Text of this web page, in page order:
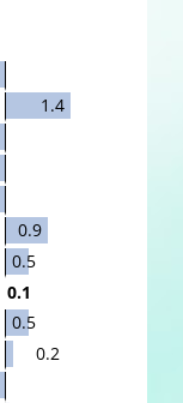
1.4
0.9
0.5
0.1
0.5
0.2